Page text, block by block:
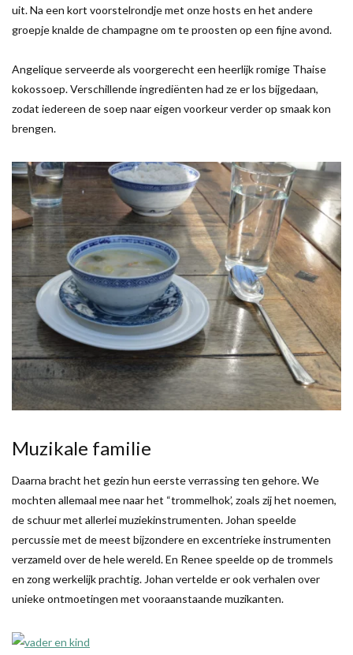
uit. Na een kort voorstelrondje met onze hosts en het andere
groepje knalde de champagne om te proosten op een fijne avond.
Angelique serveerde als voorgerecht een heerlijk romige Thaise
kokossoep. Verschillende ingrediënten had ze er los bijgedaan,
zodat iedereen de soep naar eigen voorkeur verder op smaak kon
brengen.
Muzikale familie
Daarna bracht het gezin hun eerste verrassing ten gehore. We
mochten allemaal mee naar het “trommelhok’, zoals zij het noemen,
de schuur met allerlei muziekinstrumenten. Johan speelde
percussie met de meest bijzondere en excentrieke instrumenten
verzameld over de hele wereld. En Renee speelde op de trommels
en zong werkelijk prachtig. Johan vertelde er ook verhalen over
unieke ontmoetingen met vooraanstaande muzikanten.